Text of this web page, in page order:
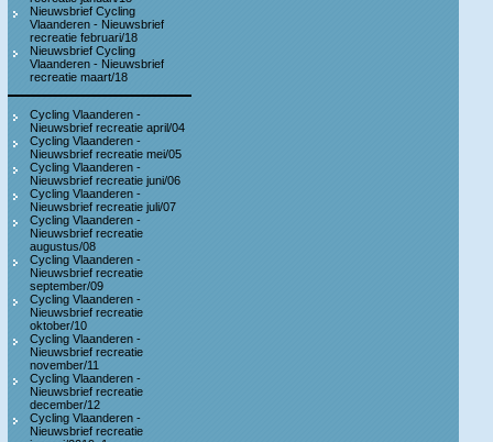
Nieuwsbrief Cycling
Vlaanderen - Nieuwsbrief
recreatie februari/18
Nieuwsbrief Cycling
Vlaanderen - Nieuwsbrief
recreatie maart/18
Cycling Vlaanderen -
Nieuwsbrief recreatie april/04
Cycling Vlaanderen -
Nieuwsbrief recreatie mei/05
Cycling Vlaanderen -
Nieuwsbrief recreatie juni/06
Cycling Vlaanderen -
Nieuwsbrief recreatie juli/07
Cycling Vlaanderen -
Nieuwsbrief recreatie
augustus/08
Cycling Vlaanderen -
Nieuwsbrief recreatie
september/09
Cycling Vlaanderen -
Nieuwsbrief recreatie
oktober/10
Cycling Vlaanderen -
Nieuwsbrief recreatie
november/11
Cycling Vlaanderen -
Nieuwsbrief recreatie
december/12
Cycling Vlaanderen -
Nieuwsbrief recreatie